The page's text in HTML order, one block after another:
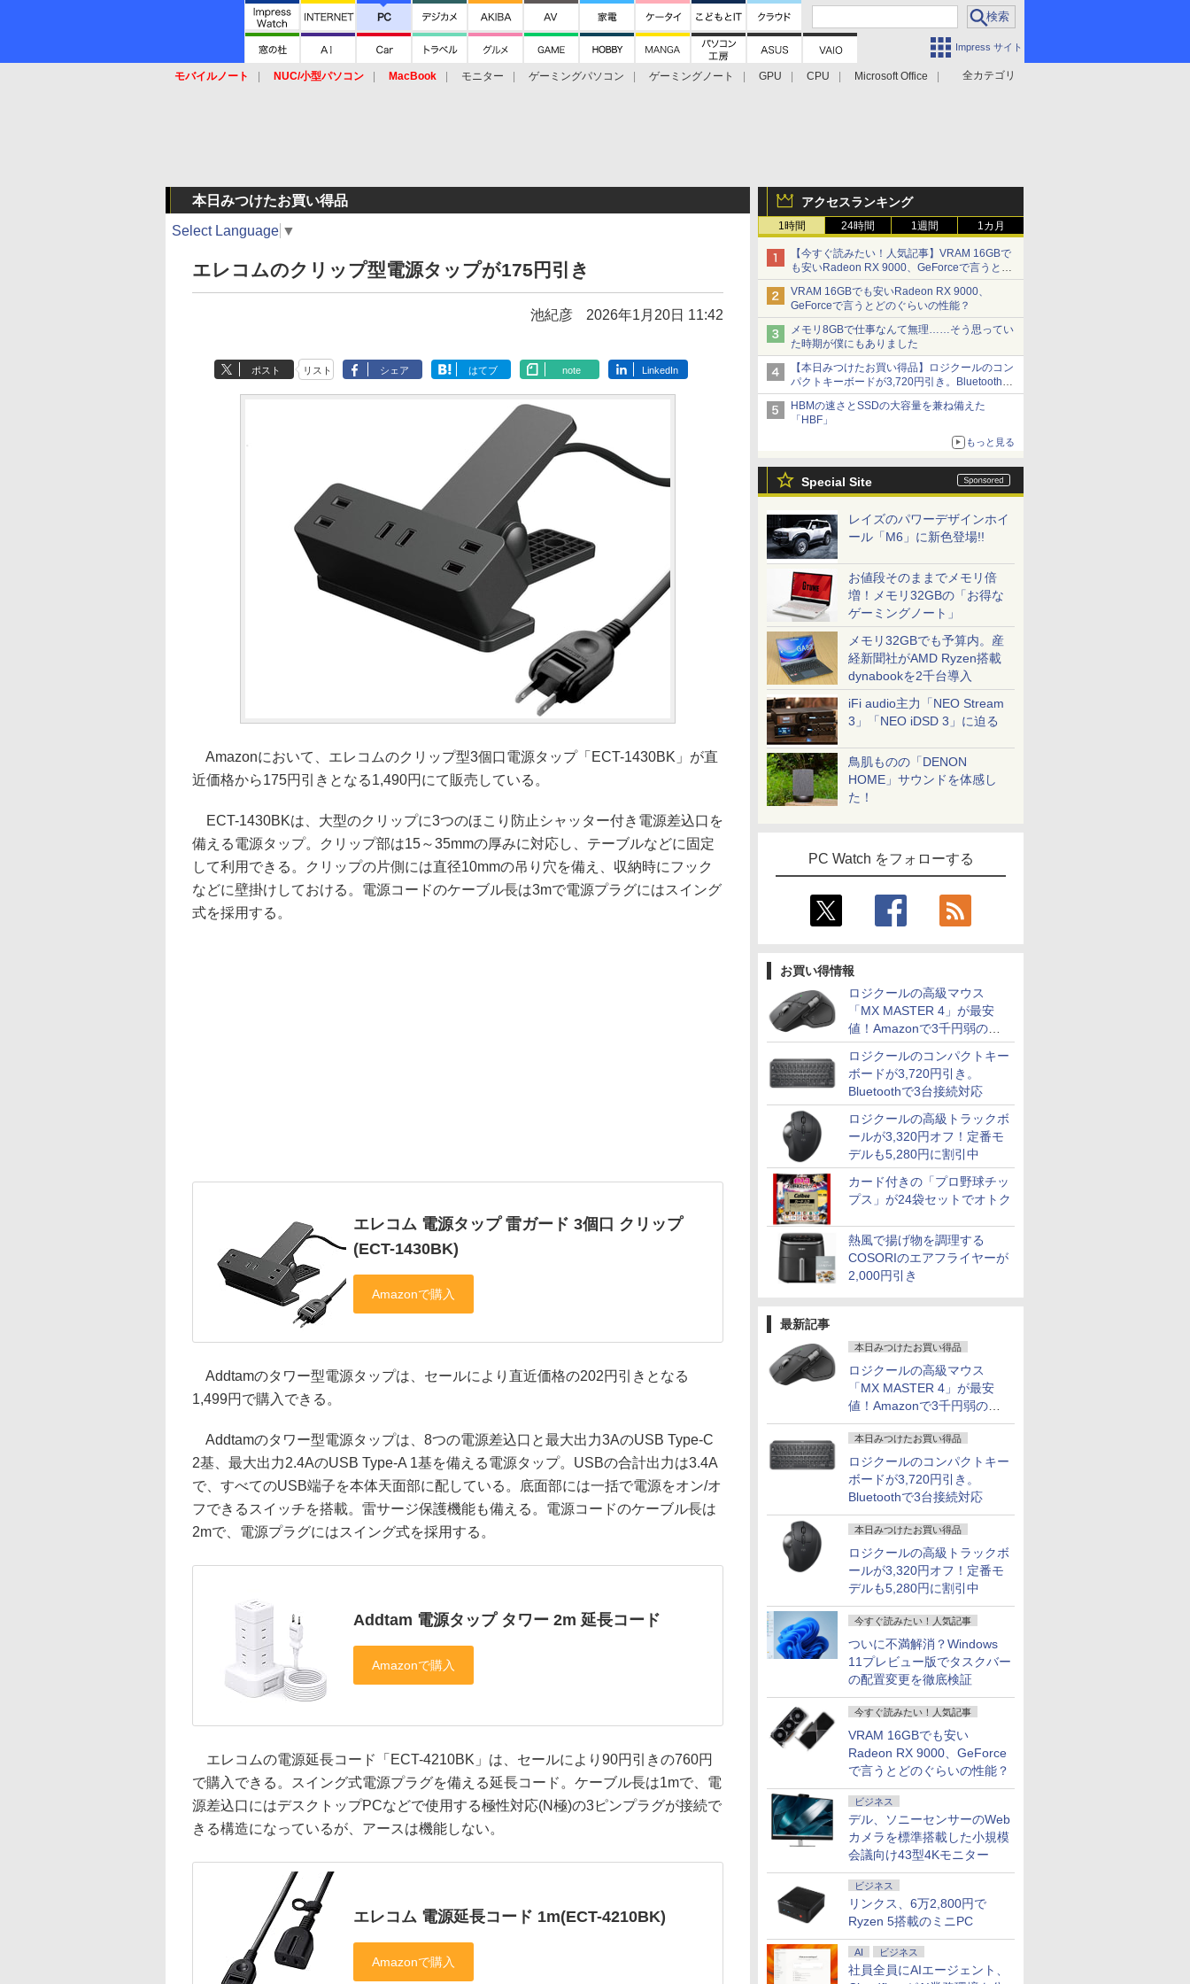
Impress サイト
全カテゴリ
モバイルノート NUC/小型パソコン MacBook モニター ゲーミングパソコン ゲーミングノート GPU CPU
Microsoft Office
アクセスランキング
1時間 24時間 1週間 1カ月
【今すぐ読みたい！人気記事】VRAM 16GBで
も安いRadeon RX 9000、GeForceで言うとど
のぐらいの性能？ - PC Watch
VRAM 16GBでも安いRadeon RX 9000、
GeForceで言うとどのぐらいの性能？
メモリ8GBで仕事なんて無理……そう思ってい
た時期が僕にもありました
【本日みつけたお買い得品】ロジクールのコン
パクトキーボードが3,720円引き。Bluetoothで3
台接続対応
HBMの速さとSSDの大容量を兼ね備えた
「HBF」
もっと見る
Special Site
レイズのパワーデザインホイ
ール「M6」に新色登場!!
お値段そのままでメモリ倍
増！メモリ32GBの「お得な
ゲーミングノート」
メモリ32GBでも予算内。産
経新聞社がAMD Ryzen搭載
dynabookを2千台導入
iFi audio主力「NEO Stream
3」「NEO iDSD 3」に迫る
鳥肌ものの「DENON
HOME」サウンドを体感し
た！
PC Watch をフォローする
お買い得情報
ロジクールの高級マウス
「MX MASTER 4」が最安
値！Amazonで3千円弱の割
引
ロジクールのコンパクトキー
ボードが3,720円引き。
Bluetoothで3台接続対応
ロジクールの高級トラックボ
ールが3,320円オフ！定番モ
デルも5,280円に割引中
カード付きの「プロ野球チッ
プス」が24袋セットでオトク
熱風で揚げ物を調理する
COSORIのエアフライヤーが
2,000円引き
最新記事
本日みつけたお買い得品
ロジクールの高級マウス
「MX MASTER 4」が最安
値！Amazonで3千円弱の割
引
本日みつけたお買い得品
ロジクールのコンパクトキー
ボードが3,720円引き。
Bluetoothで3台接続対応
本日みつけたお買い得品
ロジクールの高級トラックボ
ールが3,320円オフ！定番モ
デルも5,280円に割引中
今すぐ読みたい！人気記事
ついに不満解消？Windows
11プレビュー版でタスクバー
の配置変更を徹底検証
今すぐ読みたい！人気記事
VRAM 16GBでも安い
Radeon RX 9000、GeForce
で言うとどのぐらいの性能？
ビジネス
デル、ソニーセンサーのWeb
カメラを標準搭載した小規模
会議向け43型4Kモニター
ビジネス
リンクス、6万2,800円で
Ryzen 5搭載のミニPC
AI ビジネス
社員全員にAIエージェント、
本日みつけたお買い得品
Select Language ▼
エレコムのクリップ型電源タップが175円引き
池紀彦 2026年1月20日 11:42
ポスト リスト シェア はてブ note LinkedIn
Amazonにおいて、エレコムのクリップ型3個口電源タップ「ECT-1430BK」が直
近価格から175円引きとなる1,490円にて販売している。
ECT-1430BKは、大型のクリップに3つのほこり防止シャッター付き電源差込口を
備える電源タップ。クリップ部は15～35mmの厚みに対応し、テーブルなどに固定
して利用できる。クリップの片側には直径10mmの吊り穴を備え、収納時にフック
などに壁掛けしておける。電源コードのケーブル長は3mで電源プラグにはスイング
式を採用する。
エレコム 電源タップ 雷ガード 3個口 クリップ
(ECT-1430BK)
Addtamのタワー型電源タップは、セールにより直近価格の202円引きとなる
1,499円で購入できる。
Addtamのタワー型電源タップは、8つの電源差込口と最大出力3AのUSB Type-C
2基、最大出力2.4AのUSB Type-A 1基を備える電源タップ。USBの合計出力は3.4A
で、すべてのUSB端子を本体天面部に配している。底面部には一括で電源をオン/オ
フできるスイッチを搭載。雷サージ保護機能も備える。電源コードのケーブル長は
2mで、電源プラグにはスイング式を採用する。
Addtam 電源タップ タワー 2m 延長コード
エレコムの電源延長コード「ECT-4210BK」は、セールにより90円引きの760円
で購入できる。スイング式電源プラグを備える延長コード。ケーブル長は1mで、電
源差込口にはデスクトップPCなどで使用する極性対応(N極)の3ピンプラグが接続で
きる構造になっているが、アースは機能しない。
エレコム 電源延長コード 1m(ECT-4210BK)